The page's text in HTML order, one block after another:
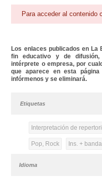
Para acceder al contenido
Los enlaces publicados en La
fin educativo y de difusión,
intérprete o empresa, por
que aparece en esta
infórmenos y se eliminará.
Etiquetas
Interpretación de
Pop, Rock Ins. +
Idioma